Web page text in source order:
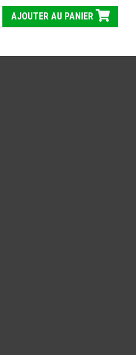
AJOUTER AU PANIER